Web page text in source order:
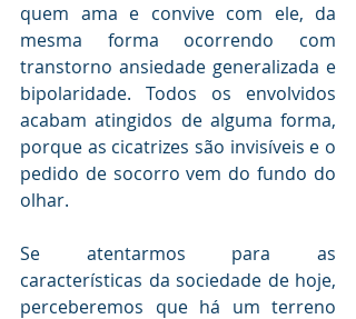
quem ama e convive com ele, da
mesma forma ocorrendo com
transtorno ansiedade generalizada e
bipolaridade. Todos os envolvidos
acabam atingidos de alguma forma,
porque as cicatrizes são invisíveis e o
pedido de socorro vem do fundo do
olhar.
Se atentarmos para as
características da sociedade de hoje,
perceberemos que há um terreno